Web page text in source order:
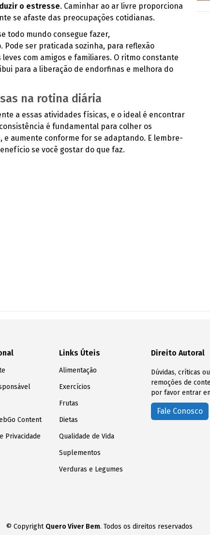
o estresse. Caminhar ao ar livre proporciona
se afaste das preocupações cotidianas.
todo mundo consegue fazer,
ser praticada sozinha, para reflexão
com amigos e familiares. O ritmo constante
para a liberação de endorfinas e melhora do
na rotina diária
a essas atividades físicas, e o ideal é encontrar
é fundamental para colher os
, e aumente conforme for se adaptando. E lembre-
se você gostar do que faz.
Content
Privacidade
Links Úteis
Alimentação
Exercícios
Frutas
Dietas
Qualidade de Vida
Suplementos
Verduras e Legumes
Direito Autoral
Dúvidas, críticas
remoções de
por favor entrar
Fale Conosco
© Copyright Quero Viver Bem. Todos os direitos reservados